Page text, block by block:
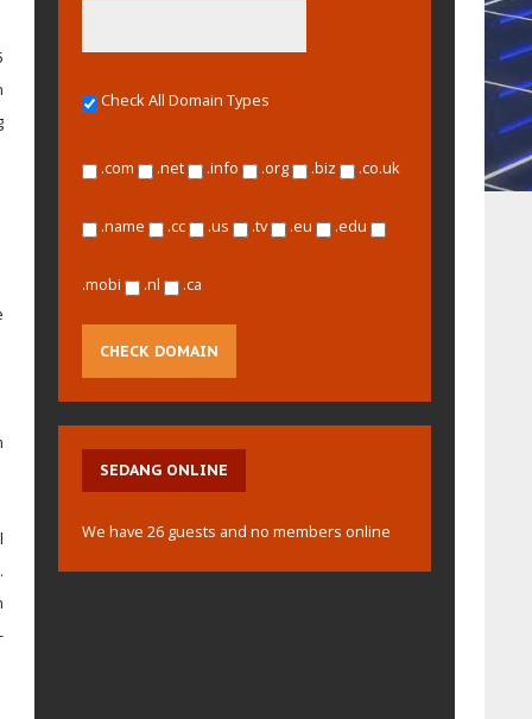
Check All Domain Types
.com .net .info .org .biz .co.uk
.name .cc .us .tv .eu .edu
.mobi .nl .ca
SEDANG ONLINE
We have 26 guests and no members online